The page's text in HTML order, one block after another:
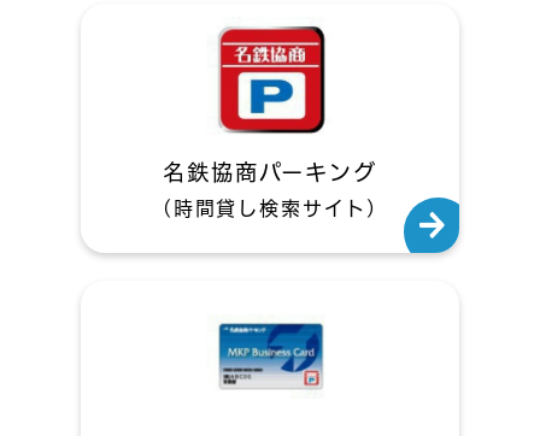
名鉄協商パーキング
(時間貸し検索サイト)